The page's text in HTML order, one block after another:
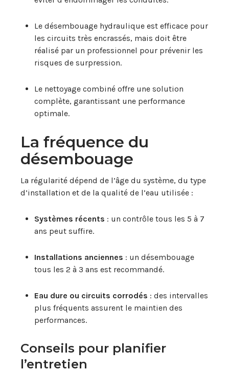
Le désembouage hydraulique est efficace pour
les circuits très encrassés, mais doit être
réalisé par un professionnel pour prévenir les
risques de surpression.
Le nettoyage combiné offre une solution
complète, garantissant une performance
optimale.
La fréquence du
désembouage
La régularité dépend de l’âge du système, du type
d’installation et de la qualité de l’eau utilisée :
Systèmes récents : un contrôle tous les 5 à 7
ans peut suffire.
Installations anciennes : un désembouage
tous les 2 à 3 ans est recommandé.
Eau dure ou circuits corrodés : des intervalles
plus fréquents assurent le maintien des
performances.
Conseils pour planifier
l’entretien